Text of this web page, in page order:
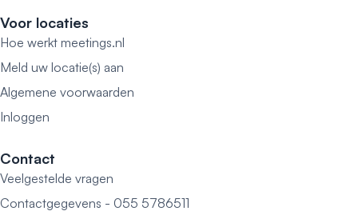
Voor locaties
Hoe werkt meetings.nl
Meld uw locatie(s) aan
Algemene voorwaarden
Inloggen
Contact
Veelgestelde vragen
Contactgegevens - 055 5786511